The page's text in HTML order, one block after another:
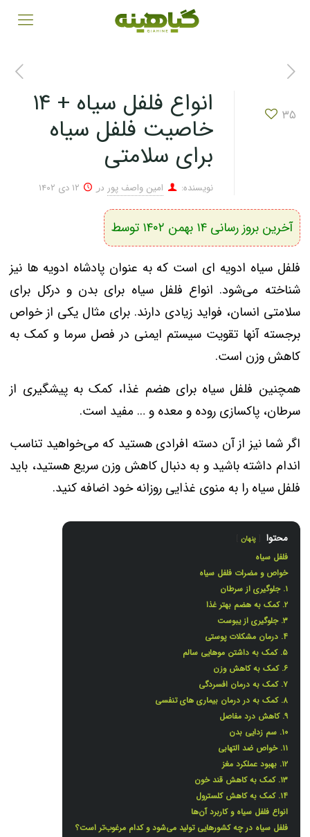
۳۵ انواع فلفل سیاه + ۱۴
خاصیت فلفل سیاه
برای سلامتی
نویسنده: امین واصف پور در ۱۲ دی ۱۴۰۲
آخرین بروز رسانی ۱۴ بهمن ۱۴۰۲ توسط
فلفل سیاه ادویه ای است که به عنوان پادشاه ادویه ها نیز
شناخته می‌شود. انواع فلفل سیاه برای بدن و درکل برای
سلامتی انسان، فواید زیادی دارند. برای مثال یکی از خواص
برجسته آنها تقویت سیستم ایمنی در فصل سرما و کمک به
کاهش وزن است.
همچنین فلفل سیاه برای هضم غذا، کمک به پیشگیری از
سرطان، پاکسازی روده و معده و … مفید است.
اگر شما نیز از آن دسته افرادی هستید که می‌خواهید تناسب
اندام داشته باشید و به دنبال کاهش وزن سریع هستید، باید
فلفل سیاه را به منوی غذایی روزانه خود اضافه کنید.
محتوا پنهان
فلفل سیاه
خواص و مضرات فلفل سیاه
۱. جلوگیری از سرطان
۲. کمک به هضم بهتر غذا
۳. جلوگیری از یبوست
۴. درمان مشکلات پوستی
۵. کمک به داشتن موهایی سالم
۶. کمک به کاهش وزن
۷. کمک به درمان افسردگی
۸. کمک به در درمان بیماری های تنفسی
۹. کاهش درد مفاصل
۱۰. سم زدایی بدن
۱۱. خواص ضد التهابی
۱۲. بهبود عملکرد مغز
۱۳. کمک به کاهش قند خون
۱۴. کمک به کاهش کلسترول
انواع فلفل سیاه و کاربرد آن‌ها
فلفل سیاه در چه کشورهایی تولید می‌شود و کدام مرغوب‌تر است؟